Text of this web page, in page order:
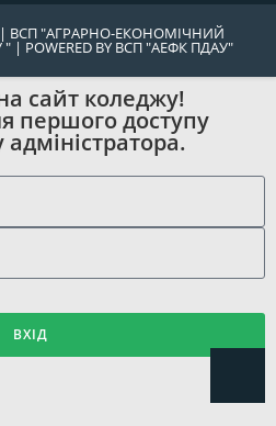
ВСП "АГРАРНО-ЕКОНОМІЧНИЙ
POWERED BY ВСП "АЕФК ПДАУ"
сайт коледжу!
першого доступу
ВХІД